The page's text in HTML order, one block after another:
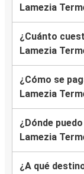
Lamezia
¿Cuánto
Lamezia
¿Cómo se
Lamezia
¿Dónde
Lamezia
¿A qué